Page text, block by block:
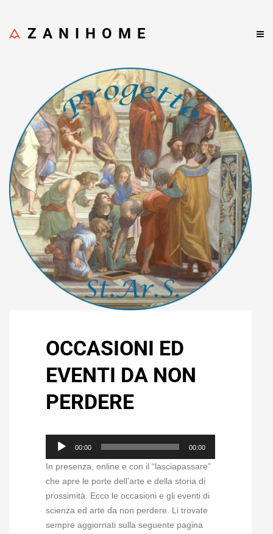
ZANIHOME
OCCASIONI ED
EVENTI DA NON
PERDERE
Audio
00:00 00:00
In presenza, online e con il “lasciapassare”
che apre le porte dell’arte e della storia di
prossimità. Ecco le occasioni e gli eventi di
scienza ed arte da non perdere. Li trovate
sempre aggiornati sulla seguente pagina